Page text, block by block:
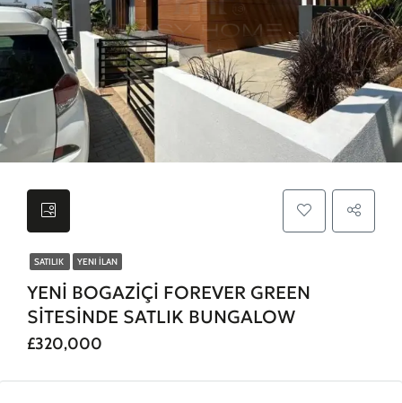
SATILIK YENI İLAN
YENİ BOGAZİÇİ FOREVER GREEN
SİTESİNDE SATLIK BUNGALOW
£320,000